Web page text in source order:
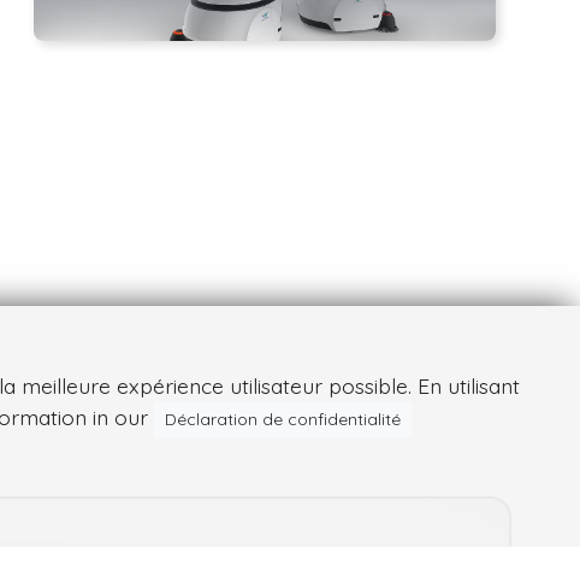
expérience utilisateur possible. En utilisant
in our
Déclaration de confidentialité